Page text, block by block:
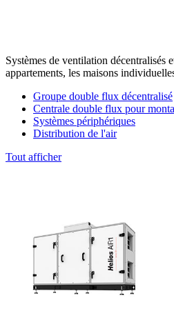
Systèmes de ventilation décentralisés
appartements, les maisons
Groupe double flux décentralisé
Centrale double flux pour
Systèmes périphériques
Distribution de l'air
Tout afficher